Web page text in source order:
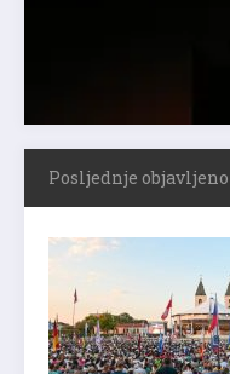
Posljednje objavljeno